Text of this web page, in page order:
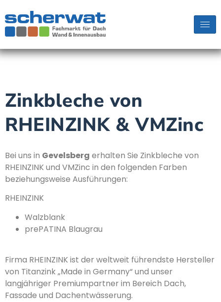
Zinkbleche von
RHEINZINK & VMZinc
Bei uns in Gevelsberg erhalten Sie Zinkbleche von
RHEINZINK und VMZinc in den folgenden Farben
beziehungsweise Ausführungen:
RHEINZINK
Walzblank
prePATINA Blaugrau
Firma RHEINZINK ist der weltweit führendste Hersteller
von Titanzink „Made in Germany“ und unser
langjähriger Premiumpartner im Bereich Dach,
Fassade und Dachentwässerung.